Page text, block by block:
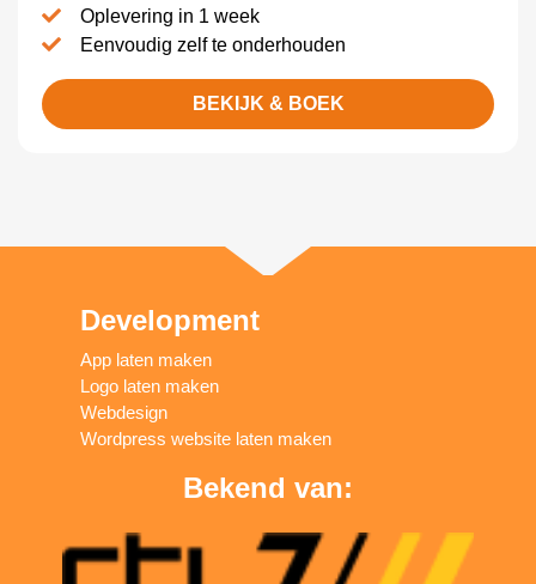
Oplevering in 1 week
Eenvoudig zelf te onderhouden
BEKIJK & BOEK
Development
App laten maken
Logo laten maken
Webdesign
Wordpress website laten maken
Bekend van: